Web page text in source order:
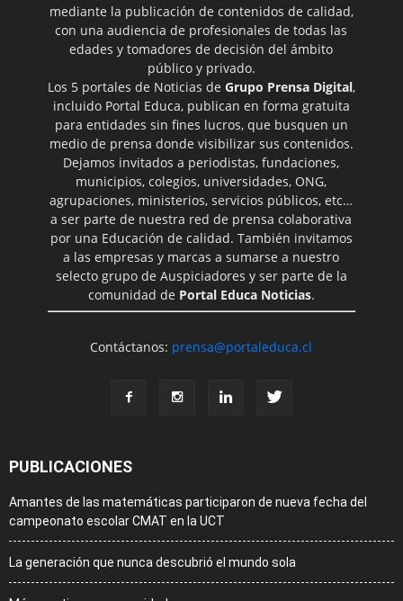
mediante la publicación de contenidos de calidad,
con una audiencia de profesionales de todas las
edades y tomadores de decisión del ámbito
público y privado.
Los 5 portales de Noticias de Grupo Prensa Digital,
incluido Portal Educa, publican en forma gratuita
para entidades sin fines lucros, que busquen un
medio de prensa donde visibilizar sus contenidos.
Dejamos invitados a periodistas, fundaciones,
municipios, colegios, universidades, ONG,
agrupaciones, ministerios, servicios públicos, etc…
a ser parte de nuestra red de prensa colaborativa
por una Educación de calidad. También invitamos
a las empresas y marcas a sumarse a nuestro
selecto grupo de Auspiciadores y ser parte de la
comunidad de Portal Educa Noticias.
Contáctanos: prensa@portaleduca.cl
PUBLICACIONES
Amantes de las matemáticas participaron de nueva fecha del
campeonato escolar CMAT en la UCT
La generación que nunca descubrió el mundo sola